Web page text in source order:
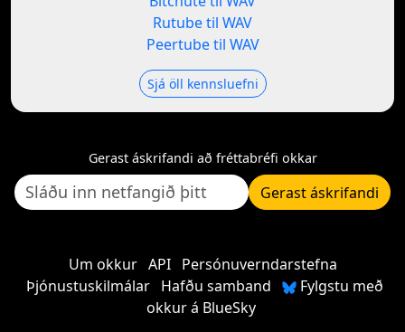
Rutube til WAV
Peertube til WAV
Sjá öll kennsluefni
Gerast áskrifandi að fréttabréfi okkar
Gerast áskrifandi
Um okkur API
Persónuverndarstefna
Þjónustuskilmálar
Hafðu samband
Fylgstu með
okkur á BlueSky